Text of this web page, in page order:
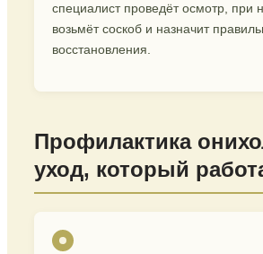
специалист проведёт осмотр, при
возьмёт соскоб и назначит
восстановления.
Профилактика
уход, который